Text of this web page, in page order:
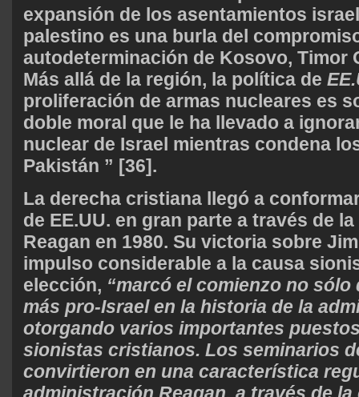
expansión de los asentamientos
palestino es una burla del
autodeterminación de Kosovo, Timor
Más allá de la región, la política de
proliferación de armas nucleares es
doble moral que le ha llevado a
nuclear de Israel mientras condena
Pakistán ” [36].
La derecha cristiana llegó a
de EE.UU. en gran parte a través de
Reagan en 1980. Su victoria sobre
impulso considerable a la causa
elección, “marcó el comienzo no sólo
más pro-Israel en la historia de la
otorgando varios importantes
sionistas cristianos. Los seminarios
convirtieron en una característica
administración Reagan, a través de